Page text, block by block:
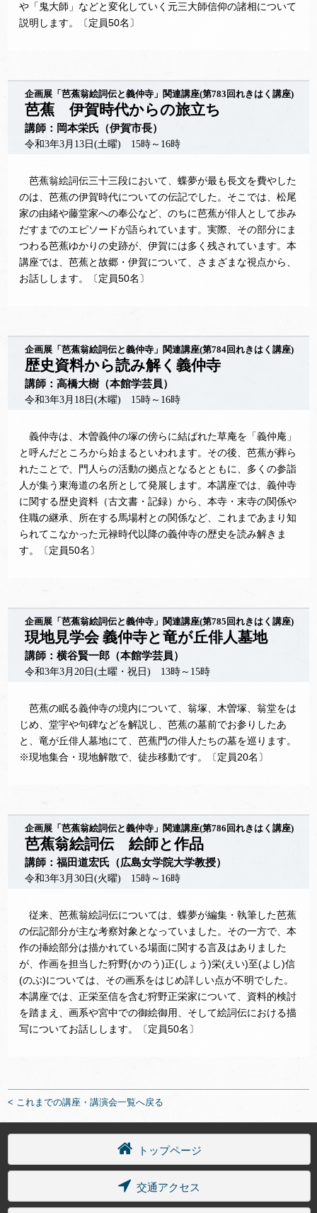
や「鬼大師」などと変化していく元三大師信仰の諸相について
説明します。〔定員50名〕
企画展「芭蕉翁絵詞伝と義仲寺」関連講座(第783回れきはく講座)
芭蕉 伊賀時代からの旅立ち
講師：岡本栄氏（伊賀市長）
令和3年3月13日(土曜) 15時～16時
芭蕉翁絵詞伝三十三段において、蝶夢が最も長文を費やした
のは、芭蕉の伊賀時代についての伝記でした。そこでは、松尾
家の由緒や藤堂家への奉公など、のちに芭蕉が俳人として歩み
だすまでのエピソードが語られています。実際、その部分にま
つわる芭蕉ゆかりの史跡が、伊賀には多く残されています。本
講座では、芭蕉と故郷・伊賀について、さまざまな視点から、
お話しします。〔定員50名〕
企画展「芭蕉翁絵詞伝と義仲寺」関連講座(第784回れきはく講座)
歴史資料から読み解く義仲寺
講師：高橋大樹（本館学芸員）
令和3年3月18日(木曜) 15時～16時
義仲寺は、木曽義仲の塚の傍らに結ばれた草庵を「義仲庵」
と呼んだところから始まるといわれます。その後、芭蕉が葬ら
れたことで、門人らの活動の拠点となるとともに、多くの参詣
人が集う東海道の名所として発展します。本講座では、義仲寺
に関する歴史資料（古文書・記録）から、本寺・末寺の関係や
住職の継承、所在する馬場村との関係など、これまであまり知
られてこなかった元禄時代以降の義仲寺の歴史を読み解きま
す。〔定員50名〕
企画展「芭蕉翁絵詞伝と義仲寺」関連講座(第785回れきはく講座)
現地見学会 義仲寺と竜が丘俳人墓地
講師：横谷賢一郎（本館学芸員）
令和3年3月20日(土曜・祝日) 13時～15時
芭蕉の眠る義仲寺の境内について、翁塚、木曽塚、翁堂をは
じめ、堂宇や句碑などを解説し、芭蕉の墓前でお参りしたあ
と、竜が丘俳人墓地にて、芭蕉門の俳人たちの墓を巡ります。
※現地集合・現地解散で、徒歩移動です。〔定員20名〕
企画展「芭蕉翁絵詞伝と義仲寺」関連講座(第786回れきはく講座)
芭蕉翁絵詞伝 絵師と作品
講師：福田道宏氏（広島女学院大学教授）
令和3年3月30日(火曜) 15時～16時
従来、芭蕉翁絵詞伝については、蝶夢が編集・執筆した芭蕉
の伝記部分が主な考察対象となっていました。その一方で、本
作の挿絵部分は描かれている場面に関する言及はありました
が、作画を担当した狩野(かのう)正(しょう)栄(えい)至(よし)信
(のぶ)については、その画系をはじめ詳しい点が不明でした。
本講座では、正栄至信を含む狩野正栄家について、資料的検討
を踏まえ、画系や宮中での御絵御用、そして絵詞伝における描
写についてお話しします。〔定員50名〕
< これまでの講座・講演会一覧へ戻る
トップページ
交通アクセス